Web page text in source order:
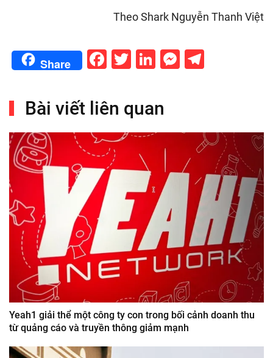
Theo Shark Nguyễn Thanh Việt
Share Facebook
Twitter
LinkedIn
Bài viết liên quan
Yeah1 giải thể một công ty con trong bối cảnh doanh thu
từ quảng cáo và truyền thông giảm mạnh